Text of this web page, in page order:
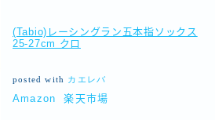
(Tabio)レーシングラン五本指ソックス
25-27cm クロ
posted with カエレバ
Amazon 楽天市場